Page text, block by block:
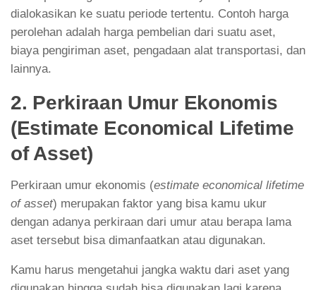
dialokasikan ke suatu periode tertentu. Contoh harga
perolehan adalah harga pembelian dari suatu aset,
biaya pengiriman aset, pengadaan alat transportasi, dan
lainnya.
2. Perkiraan Umur Ekonomis
(Estimate Economical Lifetime
of Asset)
Perkiraan umur ekonomis (estimate economical lifetime
of asset) merupakan faktor yang bisa kamu ukur
dengan adanya perkiraan dari umur atau berapa lama
aset tersebut bisa dimanfaatkan atau digunakan.
Kamu harus mengetahui jangka waktu dari aset yang